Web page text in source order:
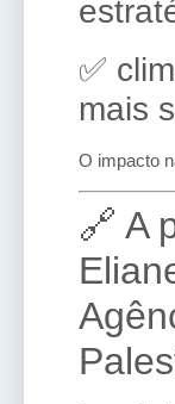
✅
mais
O impacto
🔗 A